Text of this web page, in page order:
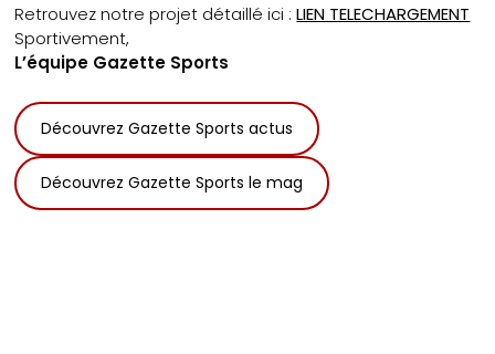
Retrouvez notre projet détaillé ici :LIEN TELECHARGEMENT
Sportivement,
L’équipe Gazette Sports
Découvrez Gazette Sports actus
Découvrez Gazette Sports le mag